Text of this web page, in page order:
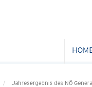
Jahresergebnis des NÖ